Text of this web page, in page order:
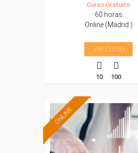
Curso Gratuito
60 horas
Online (Madrid )
Ver curso
10 100
ONLINE
Formación 100%
subvencionada.